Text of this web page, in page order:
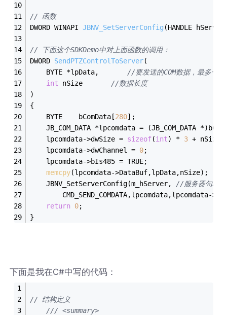
// 函数
DWORD WINAPI JBNV_SetServerConfig (HANDLE
// 下面这个SDKDemo中对上面函数的调用：
DWORD SendPTZControlToServer(
//要发送的COM数据，最多一
int
//数据长度
)
{
	BYTE 	bComData[
280
JB_COM_DATA *lpcomdata = (JB_COM_DATA
	lpcomdata->dwSize =
sizeof(int) * 3 + nSize;
	lpcomdata->dwChannel =
0;
	lpcomdata->bIs485 = TRUE;
memcpy(lpcomdata->DataBuf,lpData,nSize);
//服务器句柄
CMD_SEND_COMDATA,lpcomdata,lpcomdata-
return 0;
}
下面是我在C#中写的代码：
// 结构定义
/// <summary>